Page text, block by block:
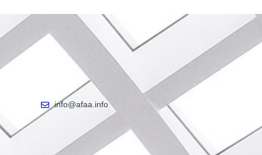
info@afaa.info